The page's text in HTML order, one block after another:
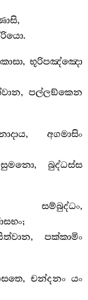
භූරිපඤ්ඤො
පල්ලඞ්කෙන
අගමාසිං
බුද්ධස්ස
සම්බුද්ධං,
පක්කාමිං
චන්දනං යං